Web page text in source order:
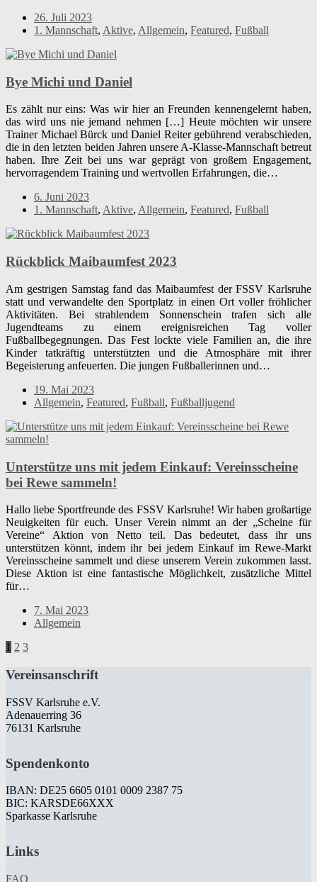
26. Juli 2023
1. Mannschaft, Aktive, Allgemein, Featured, Fußball
Bye Michi und Daniel
Es zählt nur eins: Was wir hier an Freunden kennengelernt haben,
das wird uns nie jemand nehmen […] Heute möchten wir unsere
Trainer Michael Bürck und Daniel Reiter gebührend verabschieden,
die in den letzten beiden Jahren unsere A-Klasse-Mannschaft betreut
haben. Ihre Zeit bei uns war geprägt von großem Engagement,
hervorragendem Training und wertvollen Erfahrungen, die…
6. Juni 2023
1. Mannschaft, Aktive, Allgemein, Featured, Fußball
Rückblick Maibaumfest 2023
Am gestrigen Samstag fand das Maibaumfest der FSSV Karlsruhe
statt und verwandelte den Sportplatz in einen Ort voller fröhlicher
Aktivitäten. Bei strahlendem Sonnenschein trafen sich alle
Jugendteams zu einem ereignisreichen Tag voller
Fußballbegegnungen. Das Fest lockte viele Familien an, die ihre
Kinder tatkräftig unterstützten und die Atmosphäre mit ihrer
Begeisterung anfeuerten. Die jungen Fußballerinnen und…
19. Mai 2023
Allgemein, Featured, Fußball, Fußballjugend
Unterstütze uns mit jedem Einkauf: Vereinsscheine
bei Rewe sammeln!
Hallo liebe Sportfreunde des FSSV Karlsruhe! Wir haben großartige
Neuigkeiten für euch. Unser Verein nimmt an der „Scheine für
Vereine“ Aktion von Netto teil. Das bedeutet, dass ihr uns
unterstützen könnt, indem ihr bei jedem Einkauf im Rewe-Markt
Vereinsscheine sammelt und diese unserem Verein zukommen lasst.
Diese Aktion ist eine fantastische Möglichkeit, zusätzliche Mittel
für…
7. Mai 2023
Allgemein
1 2 3
Vereinsanschrift
FSSV Karlsruhe e.V.
Adenauerring 36
76131 Karlsruhe
Spendenkonto
IBAN: DE25 6605 0101 0009 2387 75
BIC: KARSDE66XXX
Sparkasse Karlsruhe
Links
FAQ